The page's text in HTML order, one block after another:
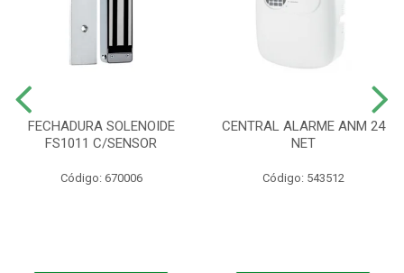
FECHADURA SOLENOIDE
FS1011 C/SENSOR
Código: 670006
CENTRAL ALARME ANM 24
NET
Código: 543512